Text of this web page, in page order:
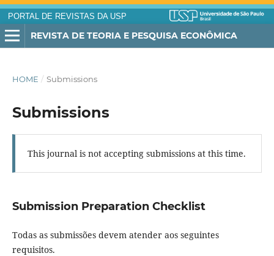
PORTAL DE REVISTAS DA USP
REVISTA DE TEORIA E PESQUISA ECONÔMICA
HOME / Submissions
Submissions
This journal is not accepting submissions at this time.
Submission Preparation Checklist
Todas as submissões devem atender aos seguintes
requisitos.